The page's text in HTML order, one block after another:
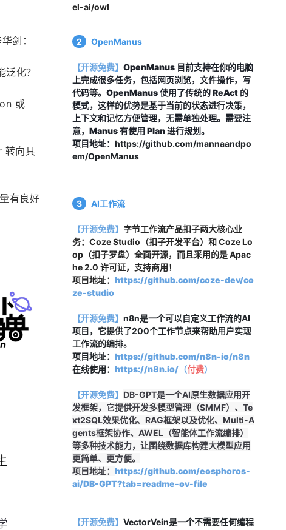
剑：
化？
或
转向具
有良好
el-ai/owl
2 OpenManus
【开源免费】 OpenManus 目前支持在你的电脑
上完成很多任务，包括网页浏览，文件操作，写
代码等。OpenManus 使用了传统的 ReAct 的
模式，这样的优势是基于当前的状态进行决策，
上下文和记忆方便管理，无需单独处理。需要注
意，Manus 有使用 Plan 进行规划。
项目地址： https://github.com/mannaandpo
em/OpenManus
3 AI工作流
【开源免费】 字节工作流产品扣子两大核心业
务：Coze Studio（扣子开发平台）和 Coze Lo
op（扣子罗盘）全面开源，而且采用的是 Apac
he 2.0 许可证，支持商用！
项目地址： https://github.com/coze-dev/co
ze-studio
【开源免费】 n8n是一个可以自定义工作流的AI
项目，它提供了200个工作节点来帮助用户实现
工作流的编排。
项目地址： https://github.com/n8n-io/n8n
在线使用： https://n8n.io/（付费）
【开源免费】 DB-GPT是一个AI原生数据应用开
发框架，它提供开发多模型管理（SMMF）、Te
xt2SQL效果优化、RAG框架以及优化、Multi-A
gents框架协作、AWEL（智能体工作流编排）
等多种技术能力，让围绕数据库构建大模型应用
更简单、更方便。
项目地址： https://github.com/eosphoros-
ai/DB-GPT?tab=readme-ov-file
【开源免费】 VectorVein是一个不需要任何编程